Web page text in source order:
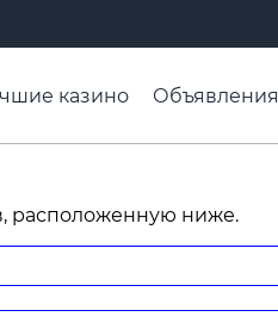
казино Объявления
расположенную ниже.